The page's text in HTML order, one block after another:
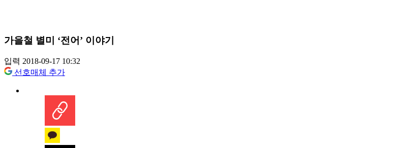
가을철 별미 ‘전어’ 이야기
입력 2018-09-17 10:32
선호매체 추가